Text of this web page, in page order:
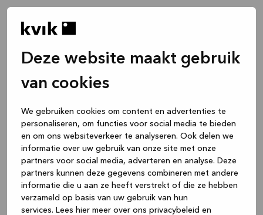
Deze website maakt gebruik
van cookies
We gebruiken cookies om content en advertenties te
personaliseren, om functies voor social media te bieden
en om ons websiteverkeer te analyseren. Ook delen we
informatie over uw gebruik van onze site met onze
partners voor social media, adverteren en analyse. Deze
partners kunnen deze gegevens combineren met andere
informatie die u aan ze heeft verstrekt of die ze hebben
verzameld op basis van uw gebruik van hun
services. Lees hier meer over ons privacybeleid en